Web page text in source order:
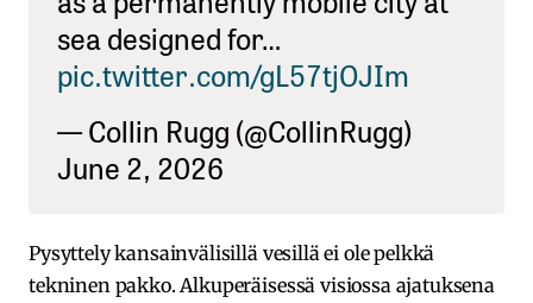
sea designed for…
pic.twitter.com/gL57tjOJIm
— Collin Rugg (@CollinRugg)
June 2, 2026
Pysyttely kansainvälisillä vesillä ei ole pelkkä
tekninen pakko. Alkuperäisessä visiossa ajatuksena